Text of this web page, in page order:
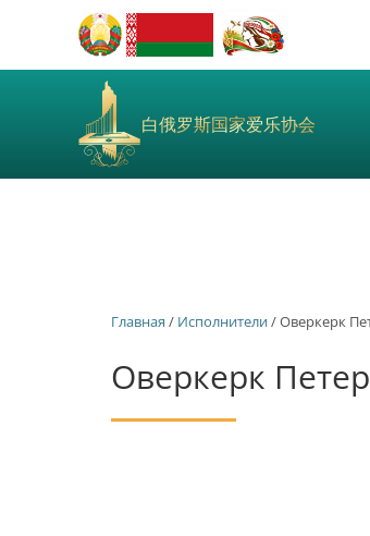
白俄罗斯国家爱乐协会
Главная / Исполнители/ Оверкерк
Оверкерк